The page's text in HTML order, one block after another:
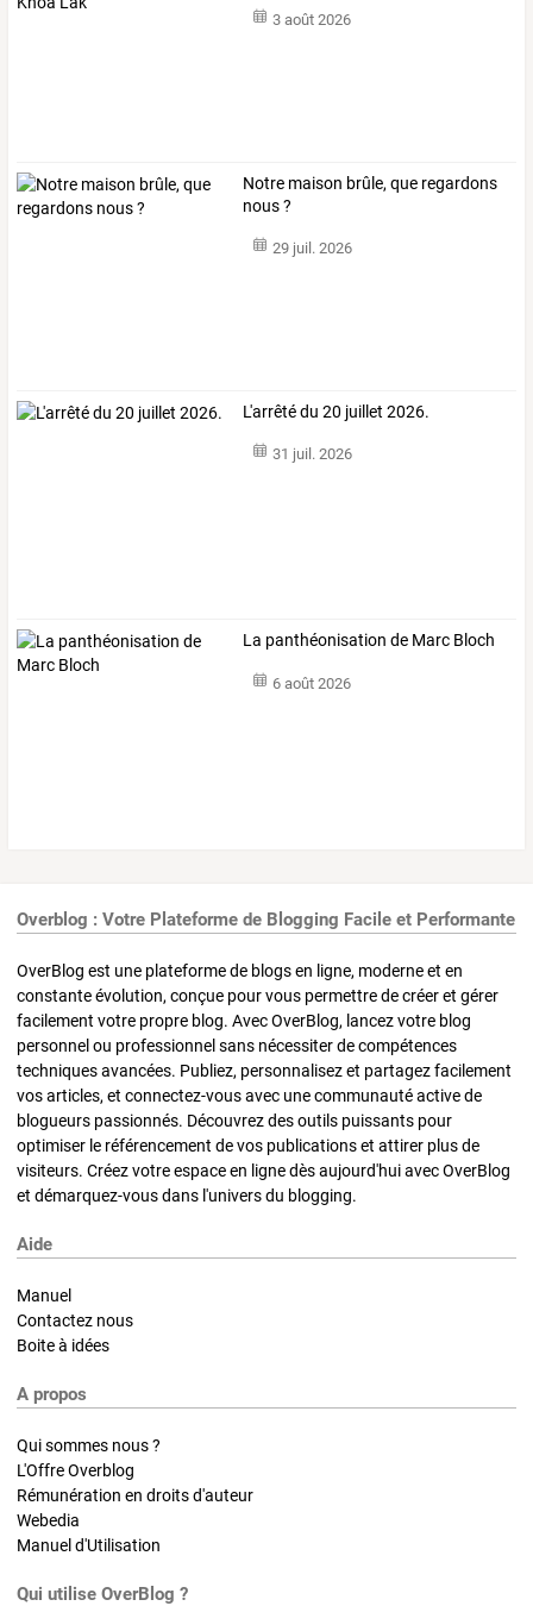
3 août 2026
Notre maison brûle, que regardons
nous ?
29 juil. 2026
L'arrêté du 20 juillet 2026.
31 juil. 2026
La panthéonisation de Marc Bloch
6 août 2026
Overblog : Votre Plateforme de Blogging Facile et Performante
OverBlog est une plateforme de blogs en ligne, moderne et en
constante évolution, conçue pour vous permettre de créer et gérer
facilement votre propre blog. Avec OverBlog, lancez votre blog
personnel ou professionnel sans nécessiter de compétences
techniques avancées. Publiez, personnalisez et partagez facilement
vos articles, et connectez-vous avec une communauté active de
blogueurs passionnés. Découvrez des outils puissants pour
optimiser le référencement de vos publications et attirer plus de
visiteurs. Créez votre espace en ligne dès aujourd'hui avec OverBlog
et démarquez-vous dans l'univers du blogging.
Aide
Manuel
Contactez nous
Boite à idées
A propos
Qui sommes nous ?
L'Offre Overblog
Rémunération en droits d'auteur
Webedia
Manuel d'Utilisation
Qui utilise OverBlog ?